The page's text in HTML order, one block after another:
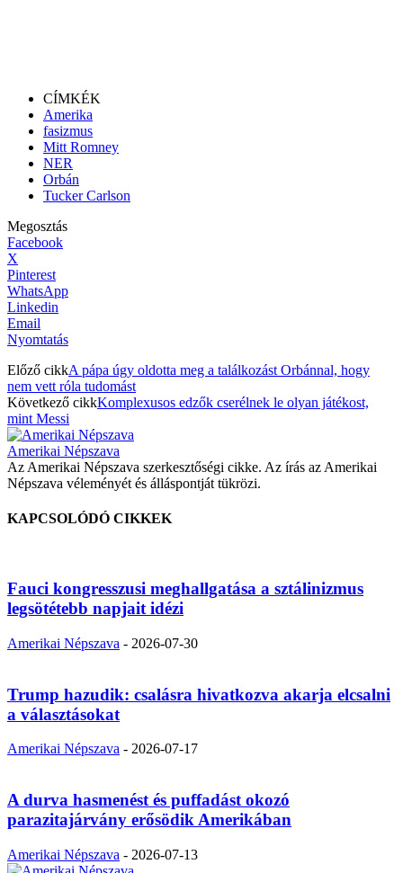
CÍMKÉK
Amerika
fasizmus
Mitt Romney
NER
Orbán
Tucker Carlson
Megosztás
Facebook
X
Pinterest
WhatsApp
Linkedin
Email
Nyomtatás
Előző cikkA pápa úgy oldotta meg a találkozást Orbánnal, hogy
nem vett róla tudomást
Következő cikkKomplexusos edzők cserélnek le olyan játékost,
mint Messi
Amerikai Népszava
Az Amerikai Népszava szerkesztőségi cikke. Az írás az Amerikai
Népszava véleményét és álláspontját tükrözi.
KAPCSOLÓDÓ CIKKEK
Fauci kongresszusi meghallgatása a sztálinizmus
legsötétebb napjait idézi
Amerikai Népszava - 2026-07-30
Trump hazudik: csalásra hivatkozva akarja elcsalni
a választásokat
Amerikai Népszava - 2026-07-17
A durva hasmenést és puffadást okozó
parazitajárvány erősödik Amerikában
Amerikai Népszava - 2026-07-13